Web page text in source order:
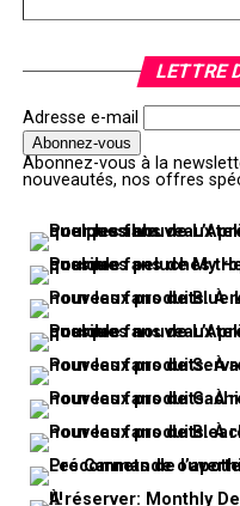
LETTRE
Adresse e-mail
Abonnez-vous à la
nouveautés, nos offres